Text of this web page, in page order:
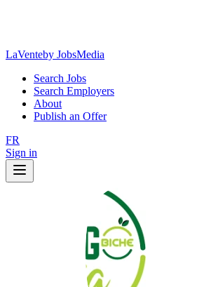
LaVenteby JobsMedia
Search Jobs
Search Employers
About
Publish an Offer
FR
Sign in